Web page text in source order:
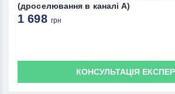
(дроселювання в каналі А)
1 698 грн
КОНСУЛЬТАЦІЯ